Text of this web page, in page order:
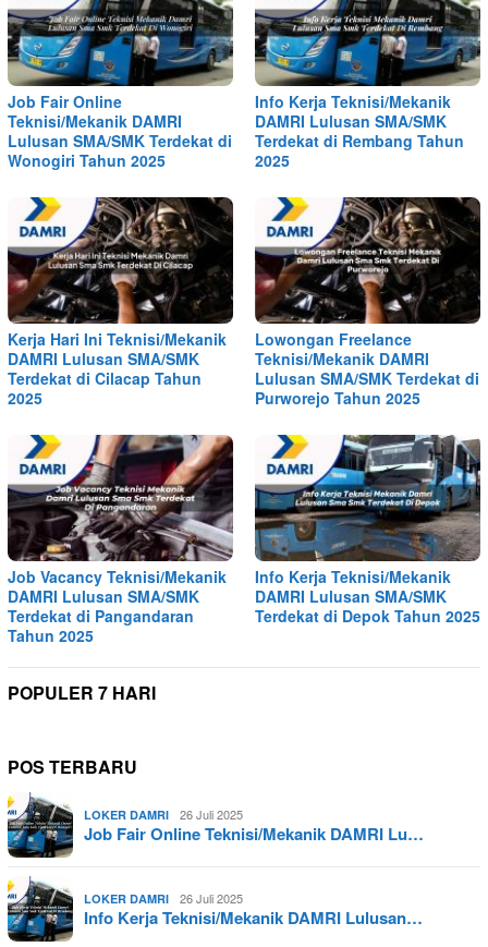
Job Fair Online
Teknisi/Mekanik DAMRI
Lulusan SMA/SMK Terdekat di
Wonogiri Tahun 2025
Info Kerja Teknisi/Mekanik
DAMRI Lulusan SMA/SMK
Terdekat di Rembang Tahun
2025
Kerja Hari Ini Teknisi/Mekanik
DAMRI Lulusan SMA/SMK
Terdekat di Cilacap Tahun
2025
Lowongan Freelance
Teknisi/Mekanik DAMRI
Lulusan SMA/SMK Terdekat di
Purworejo Tahun 2025
Job Vacancy Teknisi/Mekanik
DAMRI Lulusan SMA/SMK
Terdekat di Pangandaran
Tahun 2025
Info Kerja Teknisi/Mekanik
DAMRI Lulusan SMA/SMK
Terdekat di Depok Tahun 2025
POPULER 7 HARI
POS TERBARU
LOKER DAMRI 26 Juli 2025
Job Fair Online Teknisi/Mekanik DAMRI Lu…
LOKER DAMRI 26 Juli 2025
Info Kerja Teknisi/Mekanik DAMRI Lulusan…